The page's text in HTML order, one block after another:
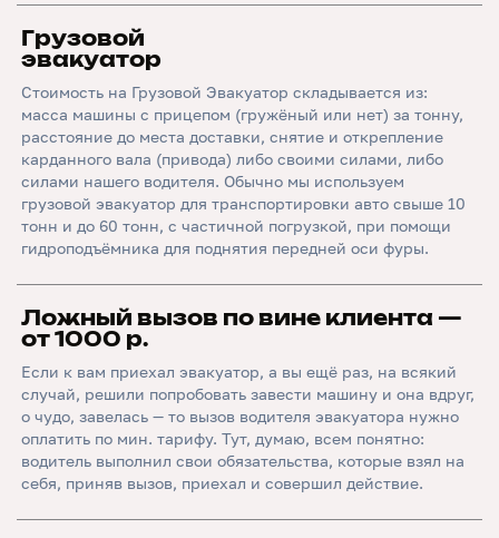
Грузовой
эвакуатор
Стоимость на Грузовой Эвакуатор складывается из:
масса машины с прицепом (гружёный или нет) за тонну,
расстояние до места доставки, снятие и открепление
карданного вала (привода) либо своими силами, либо
силами нашего водителя. Обычно мы используем
грузовой эвакуатор для транспортировки авто свыше 10
тонн и до 60 тонн, с частичной погрузкой, при помощи
гидроподъёмника для поднятия передней оси фуры.
Ложный вызов по вине клиента —
от 1000 р.
Если к вам приехал эвакуатор, а вы ещё раз, на всякий
случай, решили попробовать завести машину и она вдруг,
о чудо, завелась — то вызов водителя эвакуатора нужно
оплатить по мин. тарифу. Тут, думаю, всем понятно:
водитель выполнил свои обязательства, которые взял на
себя, приняв вызов, приехал и совершил действие.